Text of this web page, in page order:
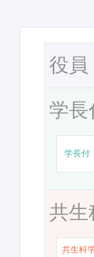
役員
学長
学長付
共生
共生科